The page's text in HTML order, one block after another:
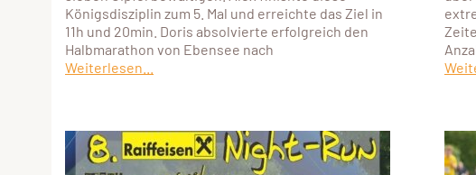
Königsdisziplin zum 5. Mal und erreichte das Ziel in
11h und 20min. Doris absolvierte erfolgreich den
Halbmarathon von Ebensee nach
Weiterlesen...